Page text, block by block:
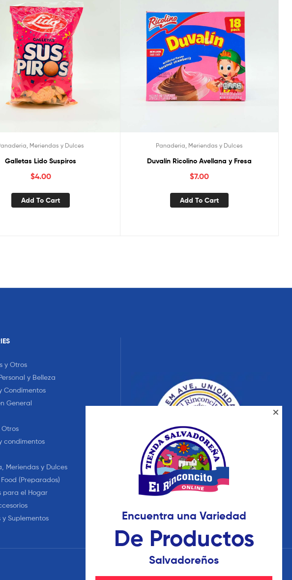
Meriendas y Dulces
Galletas Lido Suspiros
$4.00
Add To Cart
Panaderia, Meriendas y Dulces
Duvalín Ricolino Avellana y Fresa
$7.00
Add To Cart
y Otros
y Belleza
Condimentos
General
condimentos
Meriendas y Dulces
(Preparados)
para el Hogar
Suplementos
Encuentra una Variedad
De Productos
Salvadoreños